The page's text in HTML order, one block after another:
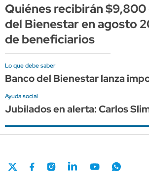
Quiénes recibirán
del Bienestar en agosto
de beneficiarios
Lo que debe saber
Banco del Bienestar lanza
Ayuda social
Jubilados en alerta: Carlos